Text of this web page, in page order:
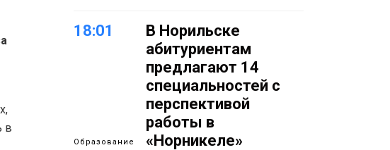
в
18:01
Образование
В Норильске
абитуриентам
предлагают 14
специальностей с
перспективой
работы в
«Норникеле»